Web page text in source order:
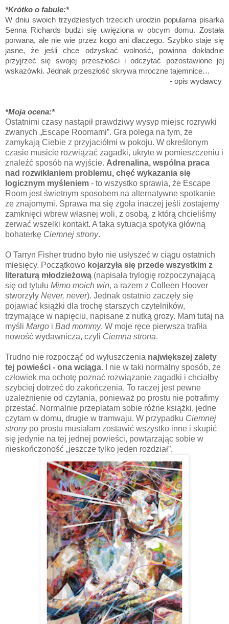
*Krótko o fabule:*
W dniu swoich trzydziestych trzecich urodzin popularna pisarka
Senna Richards budzi się uwięziona w obcym domu. Została
porwana, ale nie wie przez kogo ani dlaczego. Szybko staje się
jasne, że jeśli chce odzyskać wolność, powinna dokładnie
przyjrzeć się swojej przeszłości i odczytać pozostawione jej
wskazówki. Jednak przeszłość skrywa mroczne tajemnice…
- opis wydawcy
*Moja ocena:*
Ostatnimi czasy nastąpił prawdziwy wysyp miejsc rozrywki
zwanych „Escape Roomami”. Gra polega na tym, że
zamykają Ciebie z przyjaciółmi w pokoju. W określonym
czasie musicie rozwiązać zagadki, ukryte w pomieszczeniu i
znaleźć sposób na wyjście. Adrenalina, wspólna praca
nad rozwikłaniem problemu, chęć wykazania się
logicznym myśleniem - to wszystko sprawia, że Escape
Room jest świetnym sposobem na alternatywne spotkanie
ze znajomymi. Sprawa ma się zgoła inaczej jeśli zostajemy
zamknięci wbrew własnej woli, z osobą, z którą chcieliśmy
zerwać wszelki kontakt. A taka sytuacja spotyka główną
bohaterkę Ciemnej strony.
O Tarryn Fisher trudno było nie usłyszeć w ciągu ostatnich
miesięcy. Początkowo kojarzyła się przede wszystkim z
literaturą młodzieżową (napisała trylogię rozpoczynającą
się od tytułu Mimo moich win, a razem z Colleen Hoover
stworzyły Never, never). Jednak ostatnio zaczęły się
pojawiać książki dla trochę starszych czytelników,
trzymające w napięciu, napisane z nutką grozy. Mam tutaj na
myśli Margo i Bad mommy. W moje ręce pierwsza trafiła
nowość wydawnicza, czyli Ciemna strona.
Trudno nie rozpocząć od wyłuszczenia największej zalety
tej powieści - ona wciąga. I nie w taki normalny sposób, że
człowiek ma ochotę poznać rozwiązanie zagadki i chciałby
szybciej dotrzeć do zakończenia. To raczej jest pewne
uzależnienie od czytania, ponieważ po prostu nie potrafimy
przestać. Normalnie przeplatam sobie różne książki, jedne
czytam w domu, drugie w tramwaju. W przypadku Ciemnej
stronypo prostu musiałam zostawić wszystko inne i skupić
się jedynie na tej jednej powieści, powtarzając sobie w
nieskończoność „jeszcze tylko jeden rozdział”.